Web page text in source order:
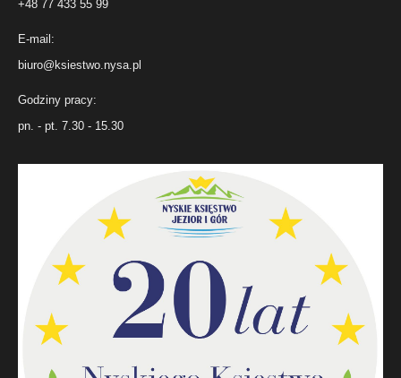
+48 77 433 55 99
E-mail:
biuro@ksiestwo.nysa.pl
Godziny pracy:
pn. - pt. 7.30 - 15.30